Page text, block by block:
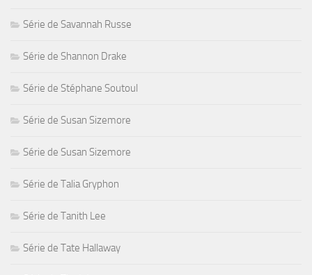
Série de Savannah Russe
Série de Shannon Drake
Série de Stéphane Soutoul
Série de Susan Sizemore
Série de Susan Sizemore
Série de Talia Gryphon
Série de Tanith Lee
Série de Tate Hallaway